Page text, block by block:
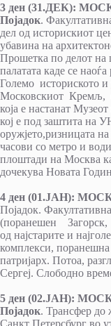
3 ден (31.ДЕК):
Појадок.
дел од историскиот
убавина на
Прошетка по делот на
палатата каде се
Големо историското и
Московскиот Кремљ,
која е настанат
кој е под заштита на
оружјето,ризницата
часови со метро и
плоштади на Москва
дочекува Новата
4 ден (01.ЈАН):
Појадок.
(поранешен Загорск,
од најстарите и
комплекси, поранешна
патријарх. Потоа,
Сергеј. Слободно
5 ден (02.ЈАН):
Појадок. Трансфер до
Санкт Петерсбург во